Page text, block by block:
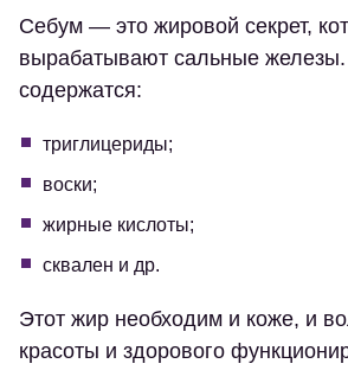
Себум — это жировой секрет,
вырабатывают сальные
содержатся:
триглицериды;
воски;
жирные кислоты;
сквален и др.
Этот жир необходим и коже, и
красоты и здорового